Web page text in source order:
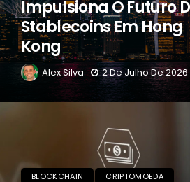
Impulsiona O Futuro
Stablecoins Em Hong
Kong
Alex Silva 2 De Julho De 2026
BLOCKCHAIN
CRIPTOMOEDA